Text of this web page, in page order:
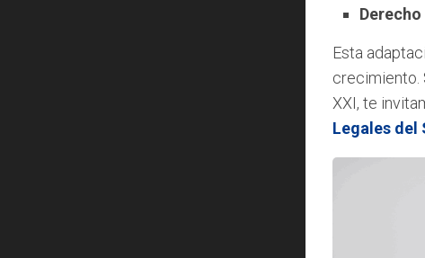
Esta
crecimiento.
XXI, te
Legales del